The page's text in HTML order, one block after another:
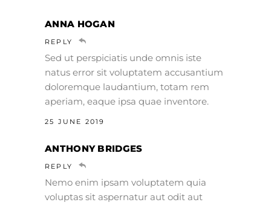
ANNA HOGAN
REPLY
Sed ut perspiciatis unde omnis iste
natus error sit voluptatem accusantium
doloremque laudantium, totam rem
aperiam, eaque ipsa quae inventore.
25 JUNE 2019
ANTHONY BRIDGES
REPLY
Nemo enim ipsam voluptatem quia
voluptas sit aspernatur aut odit aut